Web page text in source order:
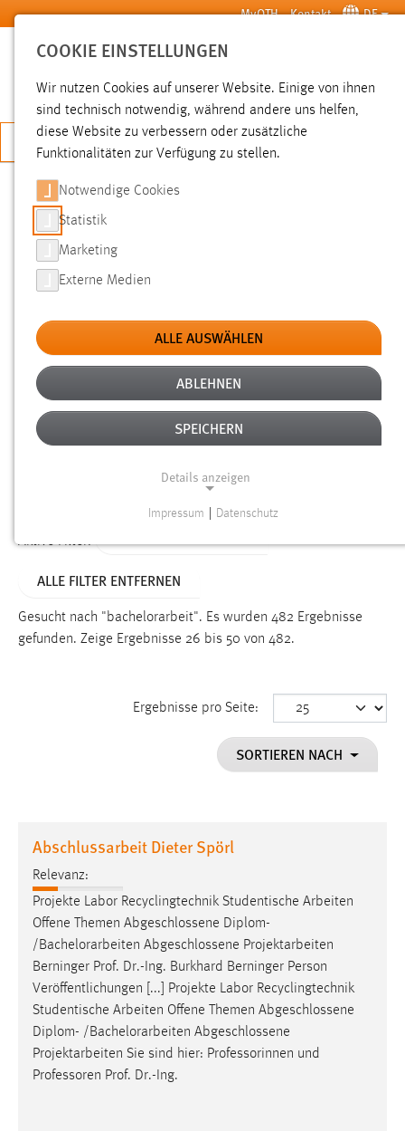
Zum Hauptinhalt springen MyOTH Kontakt DE
SUCHE
JETZT BEWERBEN
SUCHE
FILTER
Typ
Erstellungsdatum
Alter
Aktive Filter:
ALLE FILTER ENTFERNEN
Gesucht nach "bachelorarbeit". Es wurden 482 Ergebnisse
gefunden. Zeige Ergebnisse 26 bis 50 von 482.
Ergebnisse pro Seite:
SORTIEREN NACH
Abschlussarbeit Dieter Spörl
Relevanz:
Projekte Labor Recyclingtechnik Studentische Arbeiten
Offene Themen Abgeschlossene Diplom-
/ Bachelorarbeiten Abgeschlossene Projektarbeiten
Berninger Prof. Dr.-Ing. Burkhard Berninger Person
Veröffentlichungen [...] Projekte Labor Recyclingtechnik
Studentische Arbeiten Offene Themen Abgeschlossene
Diplom- / Bachelorarbeiten Abgeschlossene
Projektarbeiten Sie sind hier: Professorinnen und
Professoren Prof. Dr.-Ing.
COOKIE EINSTELLUNGEN
Wir nutzen Cookies auf unserer Website. Einige von ihnen
sind technisch notwendig, während andere uns helfen,
diese Website zu verbessern oder zusätzliche
Funktionalitäten zur Verfügung zu stellen.
Notwendige Cookies
Statistik
Marketing
Externe Medien
ALLE AUSWÄHLEN
ABLEHNEN
SPEICHERN
Details anzeigen
Funktionen und sind für die einwandfreie Funktion der
Einverständnis
cookie_consent
Dieser Cookie speichert die ausgewählten Einverständnis-
Performance
Name:
Zweck:
Für performante Seitenauslieferung wird in diesem Cookie
gespeichert, ob man eingeloggt ist.
Sprachpräferenz
Impressum Datenschutz